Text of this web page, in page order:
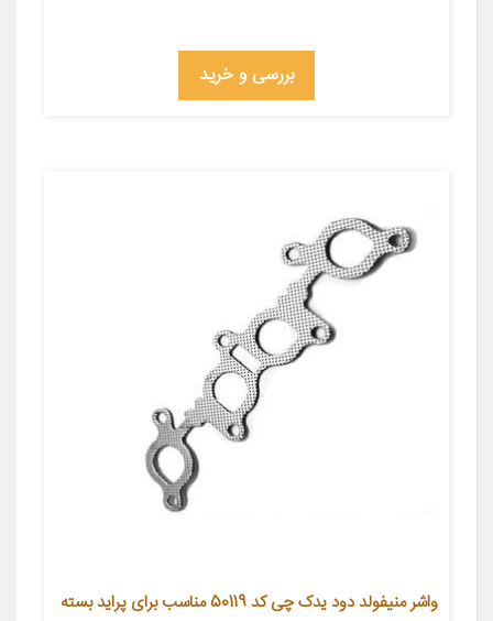
بررسی و خرید
واشر منیفولد دود یدک چی کد 50119 مناسب برای پراید بسته